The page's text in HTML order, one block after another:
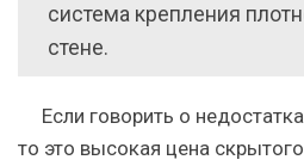
система крепления
стене.
Если говорить о
то это высокая цена